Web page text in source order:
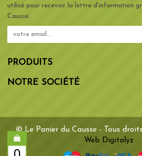
utilisé pour recevoir la lettre d'information
Causse.
PRODUITS
NOTRE SOCIÉTÉ
© Le Panier du Causse - Tous
Web Digitalyz